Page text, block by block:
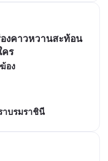
งคาวหวานสะท้อน
คร
อง
าบรมราชินี